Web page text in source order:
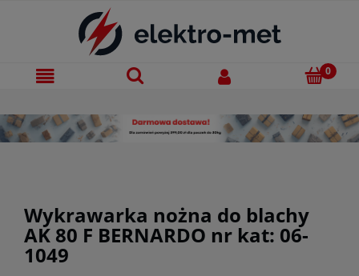
Wykrawarka nożna do blachy
AK 80 F BERNARDO nr kat: 06-
1049